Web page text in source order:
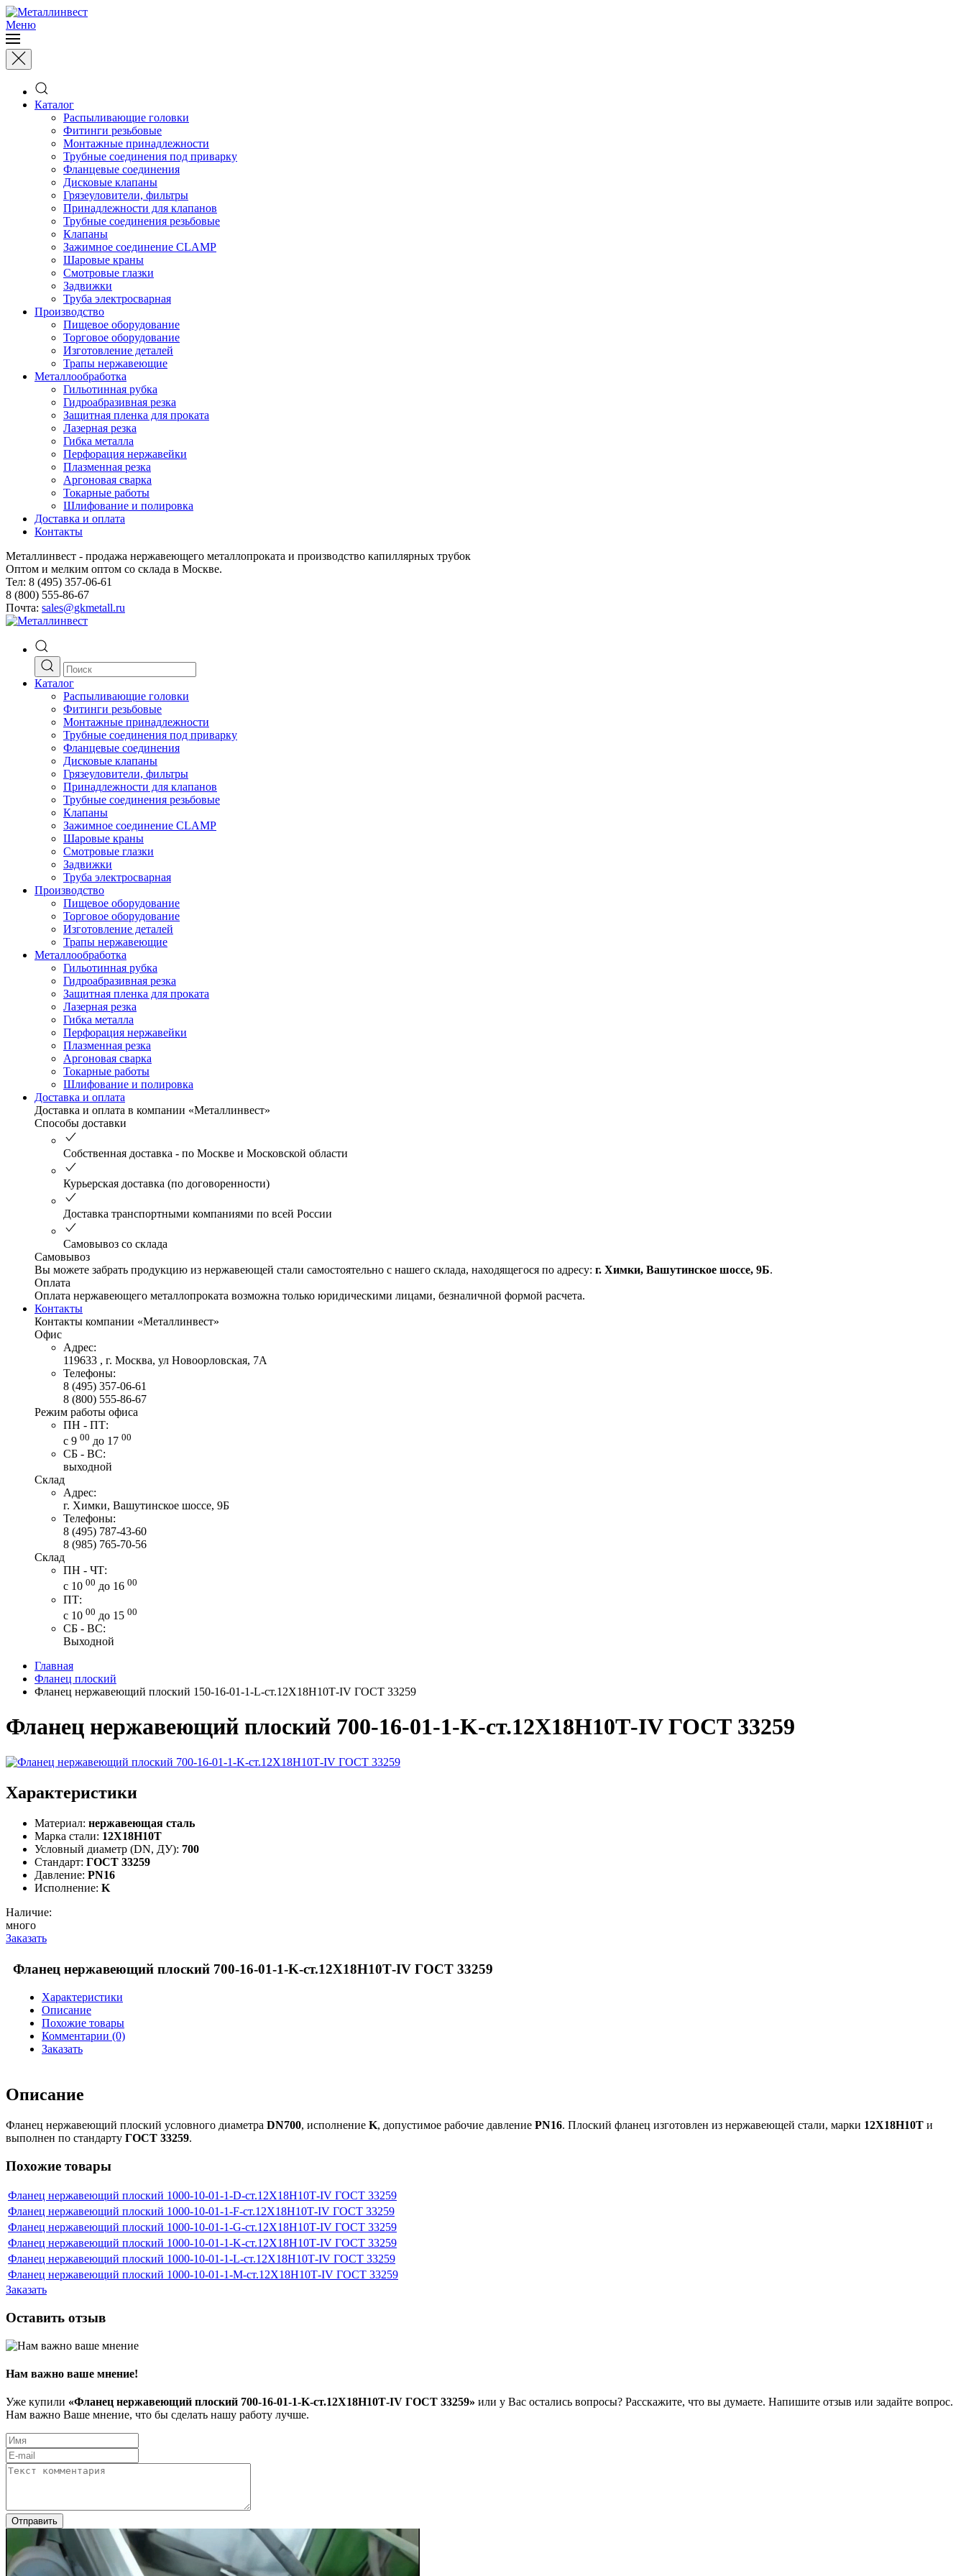
Меню
Каталог
Распыливающие головки
Фитинги резьбовые
Монтажные принадлежности
Трубные соединения под приварку
Фланцевые соединения
Дисковые клапаны
Грязеуловители, фильтры
Принадлежности для клапанов
Трубные соединения резьбовые
Клапаны
Зажимное соединение CLAMP
Шаровые краны
Смотровые глазки
Задвижки
Труба электросварная
Производство
Пищевое оборудование
Торговое оборудование
Изготовление деталей
Трапы нержавеющие
Металлообработка
Гильотинная рубка
Гидроабразивная резка
Защитная пленка для проката
Лазерная резка
Гибка металла
Перфорация нержавейки
Плазменная резка
Аргоновая сварка
Токарные работы
Шлифование и полировка
Доставка и оплата
Контакты
Металлинвест - продажа нержавеющего металлопроката и производство капиллярных трубок
Оптом и мелким оптом со склада в Москве.
Тел: 8 (495) 357-06-61
8 (800) 555-86-67
Почта: sales@gkmetall.ru
Каталог
Распыливающие головки
Фитинги резьбовые
Монтажные принадлежности
Трубные соединения под приварку
Фланцевые соединения
Дисковые клапаны
Грязеуловители, фильтры
Принадлежности для клапанов
Трубные соединения резьбовые
Клапаны
Зажимное соединение CLAMP
Шаровые краны
Смотровые глазки
Задвижки
Труба электросварная
Производство
Пищевое оборудование
Торговое оборудование
Изготовление деталей
Трапы нержавеющие
Металлообработка
Гильотинная рубка
Гидроабразивная резка
Защитная пленка для проката
Лазерная резка
Гибка металла
Перфорация нержавейки
Плазменная резка
Аргоновая сварка
Токарные работы
Шлифование и полировка
Доставка и оплата
Доставка и оплата в компании «Металлинвест»
Способы доставки
Собственная доставка - по Москве и Московской области
Курьерская доставка (по договоренности)
Доставка транспортными компаниями по всей России
Самовывоз со склада
Самовывоз
Вы можете забрать продукцию из нержавеющей стали самостоятельно с нашего склада, находящегося по адресу: г. Химки, Вашутинское шоссе, 9Б.
Оплата
Оплата нержавеющего металлопроката возможна только юридическими лицами, безналичной формой расчета.
Контакты
Контакты компании «Металлинвест»
Офис
Адрес:
119633 , г. Москва, ул Новоорловская, 7А
Телефоны:
8 (495) 357-06-61
8 (800) 555-86-67
Режим работы офиса
ПН - ПТ:
с 9 00 до 17 00
СБ - ВС:
выходной
Склад
Адрес:
г. Химки, Вашутинское шоссе, 9Б
Телефоны:
8 (495) 787-43-60
8 (985) 765-70-56
Склад
ПН - ЧТ:
с 10 00 до 16 00
ПТ:
с 10 00 до 15 00
СБ - ВС:
Выходной
Главная
Фланец плоский
Фланец нержавеющий плоский 150-16-01-1-L-ст.12Х18Н10Т-IV ГОСТ 33259
Фланец нержавеющий плоский 700-16-01-1-K-ст.12Х18Н10Т-IV ГОСТ 33259
Характеристики
Материал: нержавеющая сталь
Марка стали: 12Х18Н10Т
Условный диаметр (DN, ДУ): 700
Стандарт: ГОСТ 33259
Давление: PN16
Исполнение: K
Наличие:
много
Заказать
Фланец нержавеющий плоский 700-16-01-1-K-ст.12Х18Н10Т-IV ГОСТ 33259
Характеристики
Описание
Похожие товары
Комментарии (0)
Заказать
Описание
Фланец нержавеющий плоский условного диаметра DN700, исполнение K, допустимое рабочие давление PN16. Плоский фланец изготовлен из нержавеющей стали, марки 12Х18Н10Т и
выполнен по стандарту ГОСТ 33259.
Похожие товары
Фланец нержавеющий плоский 1000-10-01-1-D-ст.12Х18Н10Т-IV ГОСТ 33259
Фланец нержавеющий плоский 1000-10-01-1-F-ст.12Х18Н10Т-IV ГОСТ 33259
Фланец нержавеющий плоский 1000-10-01-1-G-ст.12Х18Н10Т-IV ГОСТ 33259
Фланец нержавеющий плоский 1000-10-01-1-K-ст.12Х18Н10Т-IV ГОСТ 33259
Фланец нержавеющий плоский 1000-10-01-1-L-ст.12Х18Н10Т-IV ГОСТ 33259
Фланец нержавеющий плоский 1000-10-01-1-M-ст.12Х18Н10Т-IV ГОСТ 33259
Заказать
Оставить отзыв
Нам важно ваше мнение!
Уже купили «Фланец нержавеющий плоский 700-16-01-1-K-ст.12Х18Н10Т-IV ГОСТ 33259» или у Вас остались вопросы? Расскажите, что вы думаете. Напишите отзыв или задайте вопрос.
Нам важно Ваше мнение, что бы сделать нашу работу лучше.